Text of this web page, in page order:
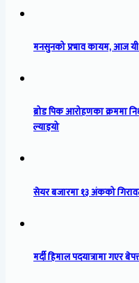
मनसुनको प्रभाव कायम, आज यी
ब्रोड पिक आरोहणका क्रममा
ल्याइयो
सेयर बजारमा १३ अंकको
मर्दी हिमाल पदयात्रामा गएर